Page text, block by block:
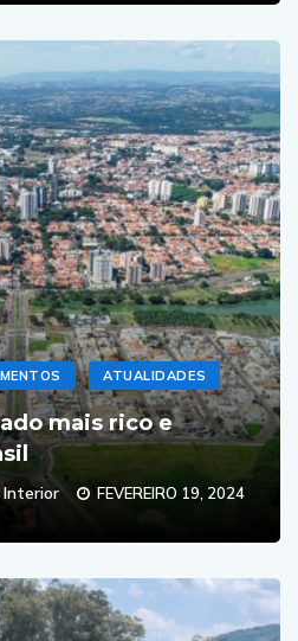
ATUALIDADES
mais rico e
Interior FEVEREIRO 19, 2024